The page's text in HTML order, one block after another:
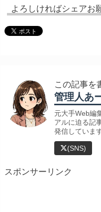
よろしければシェアお
この記事を
管理人あ
元大手Web編
アルに迫る記
発信していま
(SNS)
スポンサーリンク